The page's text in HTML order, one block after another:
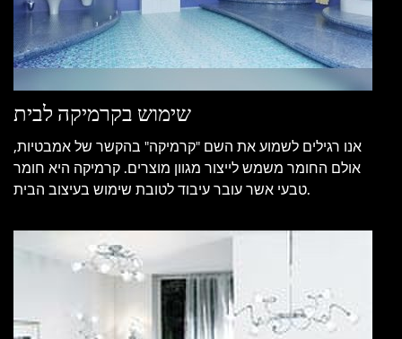
שימוש בקרמיקה לבית
אנו רגילים לשמוע את השם "קרמיקה" בהקשר של אמבטיות,
אולם החומר משמש לייצור מגוון מוצרים. קרמיקה היא חומר
טבעי אשר עובר עיבוד לטובת שימוש בעיצוב הבית.